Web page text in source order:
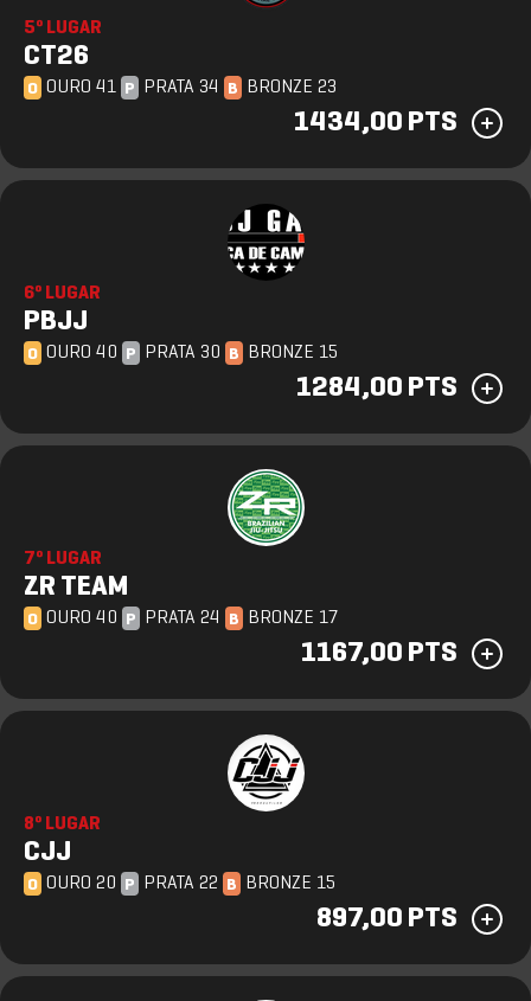
5º LUGAR
CT26
O OURO 41 P PRATA 34 B BRONZE 23
1434,00 PTS
6º LUGAR
PBJJ
O OURO 40 P PRATA 30 B BRONZE 15
1284,00 PTS
7º LUGAR
ZR TEAM
O OURO 40 P PRATA 24 B BRONZE 17
1167,00 PTS
8º LUGAR
CJJ
O OURO 20 P PRATA 22 B BRONZE 15
897,00 PTS